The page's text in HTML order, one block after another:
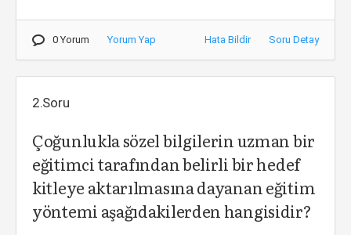
0 Yorum Yorum Yap Hata Bildir Soru Detay
2.Soru
Çoğunlukla sözel bilgilerin uzman bir
eğitimci tarafından belirli bir hedef
kitleye aktarılmasına dayanan eğitim
yöntemi aşağıdakilerden hangisidir?